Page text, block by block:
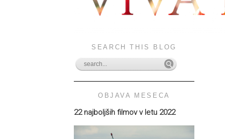
SEARCH THIS BLOG
OBJAVA MESECA
22 najboljših filmov v letu 2022